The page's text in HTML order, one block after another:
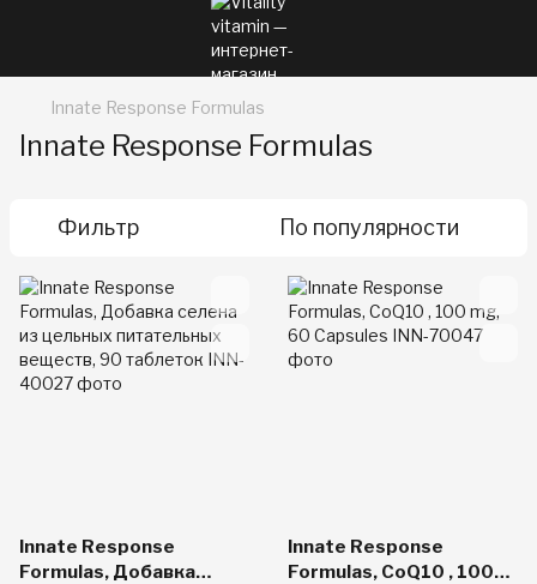
Innate Response Formulas
Innate Response Formulas
Фильтр По популярности
Innate Response
Formulas, Добавка
Innate Response
Formulas, CoQ10 , 100